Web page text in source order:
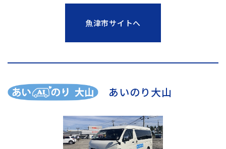
魚津市サイトへ
あいのり大山